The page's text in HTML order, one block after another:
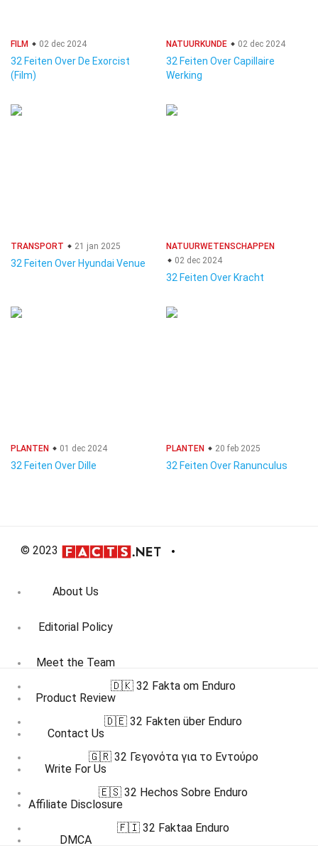
FILM 02 dec 2024
32 Feiten Over De Exorcist
(Film)
NATUURKUNDE 02 dec 2024
32 Feiten Over Capillaire
Werking
TRANSPORT 21 jan 2025
32 Feiten Over Hyundai Venue
NATUURWETENSCHAPPEN
02 dec 2024
32 Feiten Over Kracht
PLANTEN 01 dec 2024
32 Feiten Over Dille
PLANTEN 20 feb 2025
32 Feiten Over Ranunculus
© 2023
About Us
Editorial Policy
Meet the Team
Product Review
Contact Us
Write For Us
Affiliate Disclosure
DMCA
🇩🇰 32 Fakta om Enduro
🇩🇪 32 Fakten über Enduro
🇬🇷 32 Γεγονότα για το Εντούρο
🇪🇸 32 Hechos Sobre Enduro
🇫🇮 32 Faktaa Enduro